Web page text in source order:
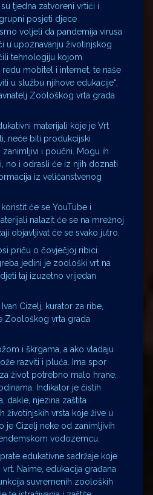
tjedna zatvoreni vrtići i
posjeti djece
voljeli da pandemija virusa
u upoznavanju životinjskog
tehnologiju kojom
mobitel i internet, te naše
u službu njihove edukacije“,
Zoološkog vrta grada
materijali koje je Vrt
neće biti produkcijski
zanimljivi i poučni. Mogu ih
no i odrasli će iz njih doznati
iz veličanstvenog
će se YouTube i
nalazit će se na mrežnoj
objavljivat će se svako jutro.
priču o čovječjoj ribici.
jedini je zoološki vrt na
taj izuzetno vrijedan
Cizelj, kurator za ribe,
Zoološkog vrta grada
i škrgama, a ako vladaju
razviti i pluća. Ima spor
život potrebno malo hrane.
Indikator je čistih
dakle, njezina zaštita
životinjskih vrsta koje žive u
je Cizelj neke od zanimljivih
vodozemcu.
edukativne sadržaje koje
Naime, edukacija građana
suvremenih zooloških